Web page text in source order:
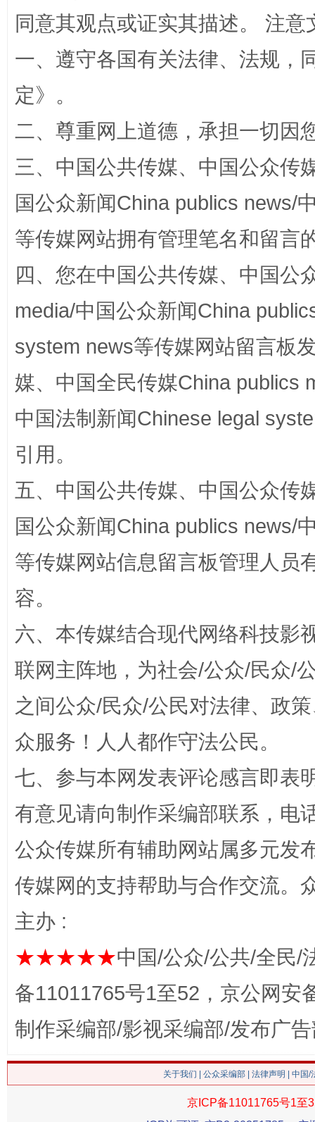
解纷+调解+退费，一次搞定
站台名比不上好声名
漫山遍野的桃花与雪山、麦地、白藏房 除
招工难、用工荒背后
同意其观点或证实其描述。 注
一、遵守各国有关法律、法规，
定》。
二、尊重网上道德，承担一切因
三、中国公共传媒、中国公众传
国公众新闻China publics news/
等传媒网站拥有管理笔名和留言
四、您在中国公共传媒、中国公
media/中国公众新闻China
system news等传媒网站留言板
媒、中国全民传媒China publics
中国法制新闻Chinese legal
引用。
五、中国公共传媒、中国公众传
国公众新闻China publics news/
等传媒网站信息留言板管理人员
容。
六、本传媒结合现代网络科技影
联网主阵地，为社会/公众/民众/
之间公众/民众/公民对法律、政
众服务！人人都作守法公民。
七、参与本网发表评论感言即表
有意见请向制作采编部联系，电
公众传媒所有辅助网站属多元发
传媒网的支持帮助与合作交流。
主办 :
★★★★★中国/公众/公共/全民/
备11011765号1至52，京公网安
制作采编部/影视采编部/发布广
关于我们 公众采编部 法律声明 | 中国
京ICP备11011765号1至